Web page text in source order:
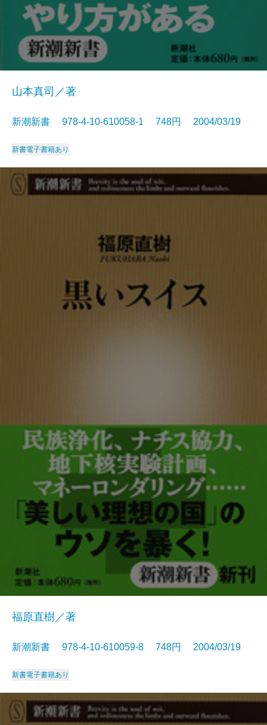
山本真司／著
新潮新書 978-4-10-610058-1 748円 2004/03/19
新書電子書籍あり
福原直樹／著
新潮新書 978-4-10-610059-8 748円 2004/03/19
新書電子書籍あり